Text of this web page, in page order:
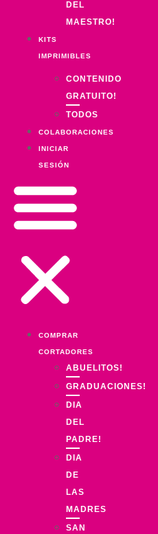
DEL
MAESTRO!
KITS
IMPRIMIBLES
CONTENIDO
GRATUITO!
TODOS
COLABORACIONES
INICIAR
SESIÓN
COMPRAR
CORTADORES
ABUELITOS!
GRADUACIONES!
DIA
DEL
PADRE!
DIA
DE
LAS
MADRES
SAN